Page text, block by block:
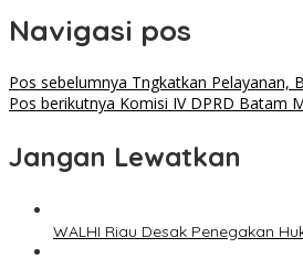
Navigasi pos
Pos sebelumnya Tngkatkan Pelayanan,
Pos berikutnya Komisi IV DPRD Batam
Jangan Lewatkan
WALHI Riau Desak Penegakan